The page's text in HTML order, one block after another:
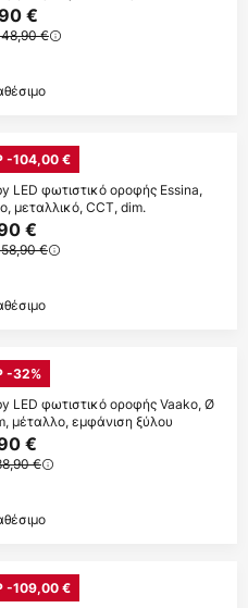
€
€
-104,00 €
LED φωτιστικό οροφής Essina,
μεταλλικό, CCT, dim.
€
€
-32%
LED φωτιστικό οροφής Vaako, Ø
μέταλλο, εμφάνιση ξύλου
€
€
-109,00 €